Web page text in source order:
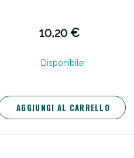
10,20 €
Disponibile
AGGIUNGI AL CARRELLO